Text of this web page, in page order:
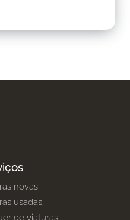
novas
usadas
de viaturas